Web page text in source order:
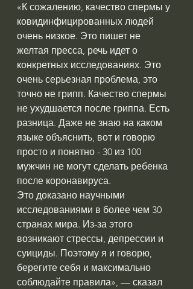
«К сожалению, качество спермы у
ковидинфицированных людей
очень низкое. Это пишет не
желтая пресса, речь идет о
конкретных исследованиях. Это
очень серьезная проблема, это
точно не грипп. Качество спермы
не ухудшается после гриппа. Есть
разница. Даже не знаю на каком
языке объяснить, вот и говорю
просто и понятно - 30 из 100
мужчин не могут сделать ребенка
после коронавируса.
Это доказано научными
исследованиями в более чем 30
странах мира. Из-за этого
возникают стрессы, депрессии и
суициды. Поэтому я и говорю,
берегите себя и максимально
соблюдайте правила», — сказал